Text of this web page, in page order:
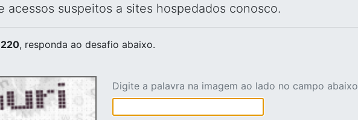
acessos suspeitos a sites hospedados conosco.
, responda ao desafio abaixo.
Digite a palavra na imagem ao lado no campo abaixo